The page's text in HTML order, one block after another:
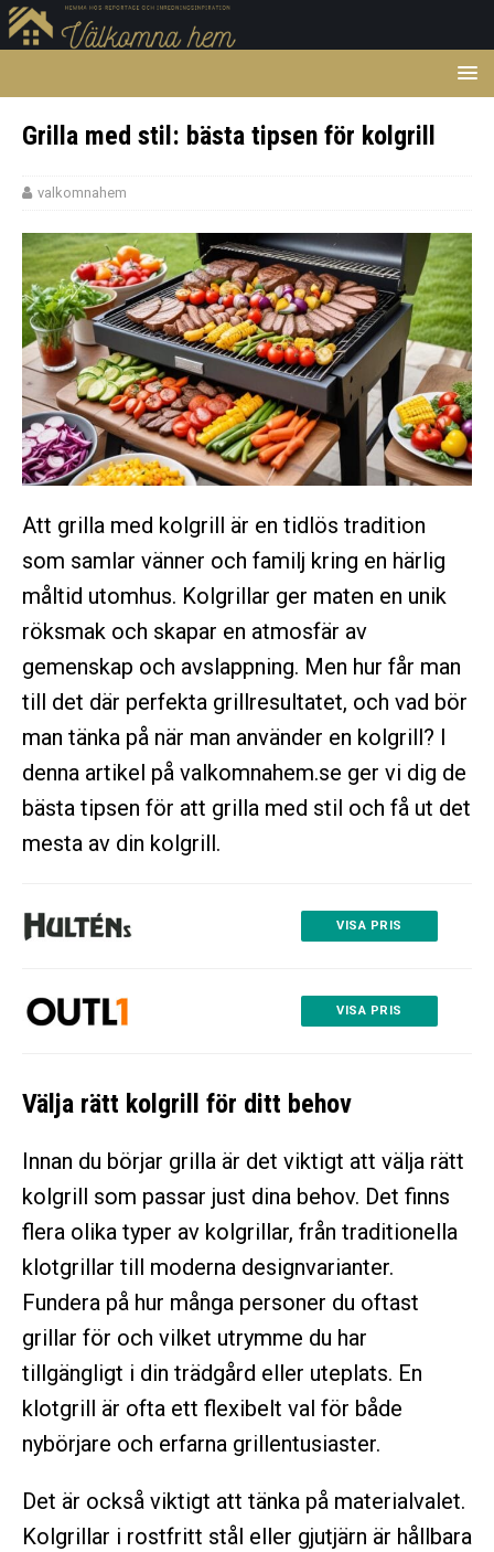
Grilla med stil: bästa tipsen för kolgrill
valkomnahem
Att grilla med kolgrill är en tidlös tradition
som samlar vänner och familj kring en härlig
måltid utomhus. Kolgrillar ger maten en unik
röksmak och skapar en atmosfär av
gemenskap och avslappning. Men hur får man
till det där perfekta grillresultatet, och vad bör
man tänka på när man använder en kolgrill? I
denna artikel på valkomnahem.se ger vi dig de
bästa tipsen för att grilla med stil och få ut det
mesta av din kolgrill.
VISA PRIS
VISA PRIS
Välja rätt kolgrill för ditt behov
Innan du börjar grilla är det viktigt att välja rätt
kolgrill som passar just dina behov. Det finns
flera olika typer av kolgrillar, från traditionella
klotgrillar till moderna designvarianter.
Fundera på hur många personer du oftast
grillar för och vilket utrymme du har
tillgängligt i din trädgård eller uteplats. En
klotgrill är ofta ett flexibelt val för både
nybörjare och erfarna grillentusiaster.
Det är också viktigt att tänka på materialvalet.
Kolgrillar i rostfritt stål eller gjutjärn är hållbara